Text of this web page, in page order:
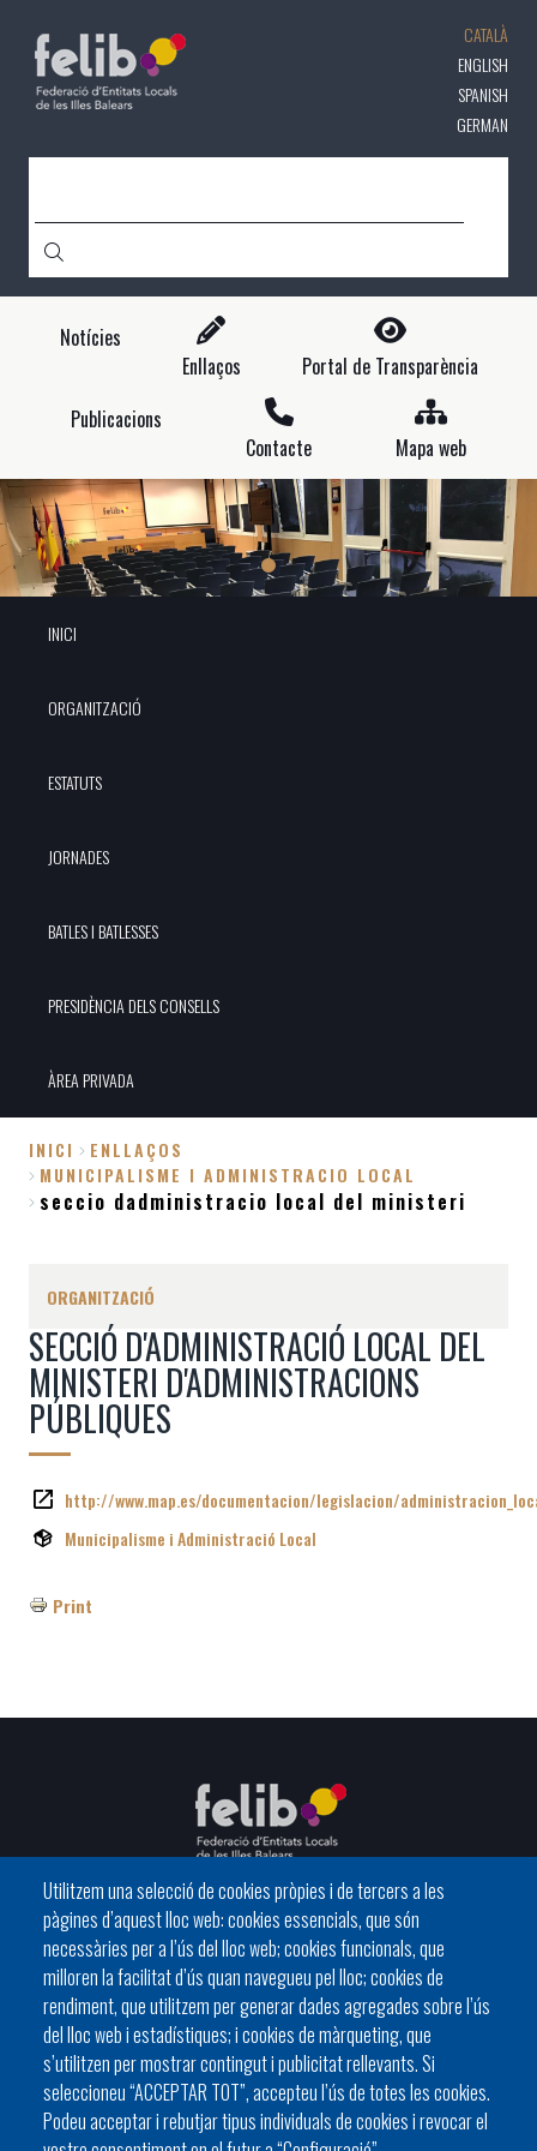
contingut
CATALÀ
ENGLISH
SPANISH
GERMAN
Notícies
Enllaços
Portal de Transparència
Publicacions
Contacte
Mapa web
INICI
ORGANITZACIÓ
ESTATUTS
JORNADES
BATLES I BATLESSES
PRESIDÈNCIA DELS CONSELLS
ÀREA PRIVADA
Fil
d'Ariadna
INICI
ENLLAÇOS
MUNICIPALISME I ADMINISTRACIO LOCAL
seccio dadministracio local del ministeri
ORGANITZACIÓ
SECCIÓ D'ADMINISTRACIÓ LOCAL DEL
MINISTERI D'ADMINISTRACIONS
PÚBLIQUES
http://www.map.es/documentacion/legislacion/
Municipalisme i Administració Local
Print
Utilitzem una selecció de cookies pròpies i de tercers a les
pàgines d’aquest lloc web: cookies essencials, que són
necessàries per a l’ús del lloc web; cookies funcionals, que
milloren la facilitat d’ús quan navegueu pel lloc; cookies de
rendiment, que utilitzem per generar dades agregades sobre l’ús
del lloc web i estadístiques; i cookies de màrqueting, que
s’utilitzen per mostrar contingut i publicitat rellevants. Si
seleccioneu “ACCEPTAR TOT”, accepteu l’ús de totes les cookies.
Podeu acceptar i rebutjar tipus individuals de cookies i revocar el
C/ del General Riera, 111 07010 Palma
Phone
971 760911 - Fax 971 763102